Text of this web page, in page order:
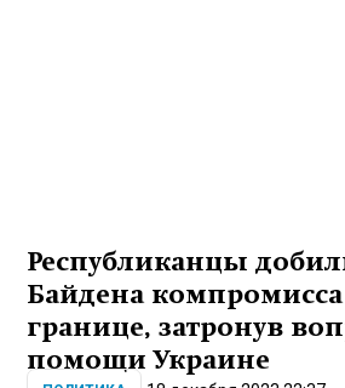
Республиканцы
Байдена
границе, затронув
помощи Украине